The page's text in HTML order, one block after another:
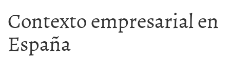
Contexto empresarial en
España